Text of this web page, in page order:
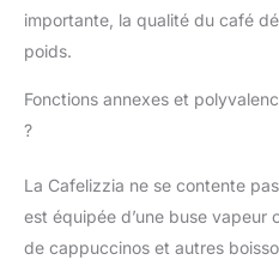
importante, la qualité du café
poids.
Fonctions annexes et
?
La Cafelizzia ne se contente
est équipée d’une buse vapeur
de cappuccinos et autres